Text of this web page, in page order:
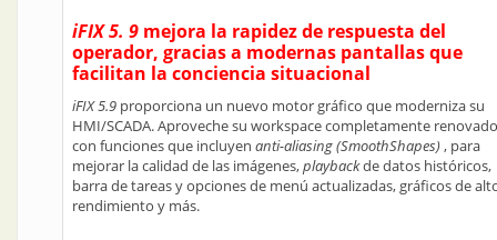
iFIX 5. 9 mejora la rapidez de respuesta del
operador, gracias a modernas pantallas que
facilitan la conciencia situacional
iFIX 5.9 proporciona un nuevo motor gráfico que moderniza su
HMI/SCADA. Aproveche su workspace completamente
con funciones que incluyen anti-aliasing (SmoothShapes), para
mejorar la calidad de las imágenes,playbackde datos históricos,
barra de tareas y opciones de menú actualizadas, gráficos de
rendimiento y más.